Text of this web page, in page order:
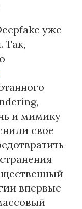
уже
Так,
и мимику
свое
впервые